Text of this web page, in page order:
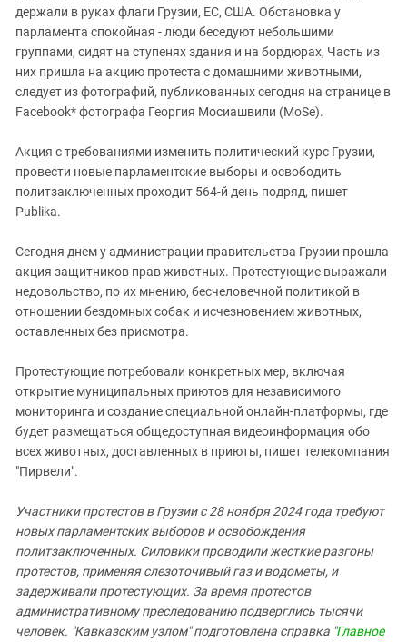
держали в руках флаги Грузии, ЕС, США. Обстановка у
парламента спокойная - люди беседуют небольшими
группами, сидят на ступенях здания и на бордюрах, Часть из
них пришла на акцию протеста с домашними животными,
следует из фотографий, публикованных сегодня на странице в
Facebook* фотографа Георгия Мосиашвили (MoSe).
Акция с требованиями изменить политический курс Грузии,
провести новые парламентские выборы и освободить
политзаключенных проходит 564-й день подряд, пишет
Publika.
Сегодня днем у администрации правительства Грузии прошла
акция защитников прав животных. Протестующие выражали
недовольство, по их мнению, бесчеловечной политикой в ​​
отношении бездомных собак и исчезновением животных,
оставленных без присмотра.
Протестующие потребовали конкретных мер, включая
открытие муниципальных приютов для независимого
мониторинга и создание специальной онлайн-платформы, где
будет размещаться общедоступная видеоинформация обо
всех животных, доставленных в приюты, пишет телекомпания
"Пирвели".
Участники протестов в Грузии с 28 ноября 2024 года требуют
новых парламентских выборов и освобождения
политзаключенных. Силовики проводили жесткие разгоны
протестов, применяя слезоточивый газ и водометы, и
задерживали протестующих. За время протестов
административному преследованию подверглись тысячи
человек. "Кавказским узлом" подготовлена справка "Главное